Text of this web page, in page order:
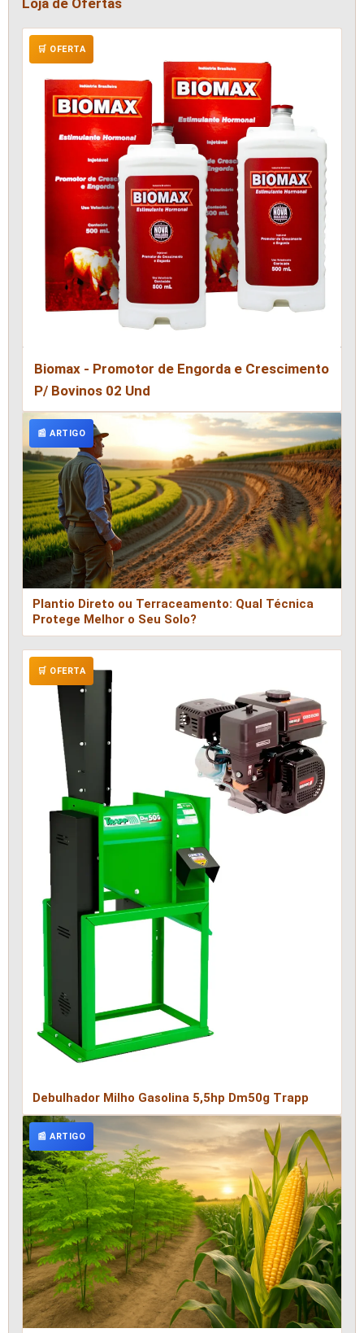
Loja de Ofertas
🛒 OFERTA
Biomax - Promotor de Engorda e Crescimento
P/ Bovinos 02 Und
📰 ARTIGO
Plantio Direto ou Terraceamento: Qual Técnica
Protege Melhor o Seu Solo?
🛒 OFERTA
Debulhador Milho Gasolina 5,5hp Dm50g Trapp
📰 ARTIGO